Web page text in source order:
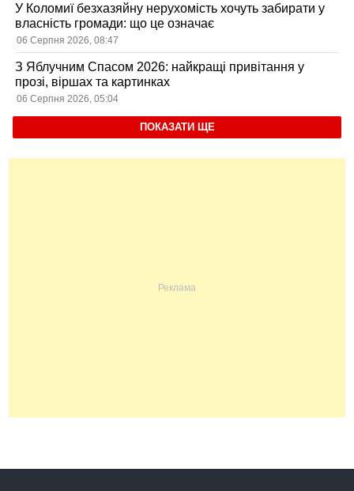
У Коломиї безхазяйну нерухомість хочуть забирати у
власність громади: що це означає
06 Серпня 2026, 08:47
З Яблучним Спасом 2026: найкращі привітання у
прозі, віршах та картинках
06 Серпня 2026, 05:04
ПОКАЗАТИ ЩЕ